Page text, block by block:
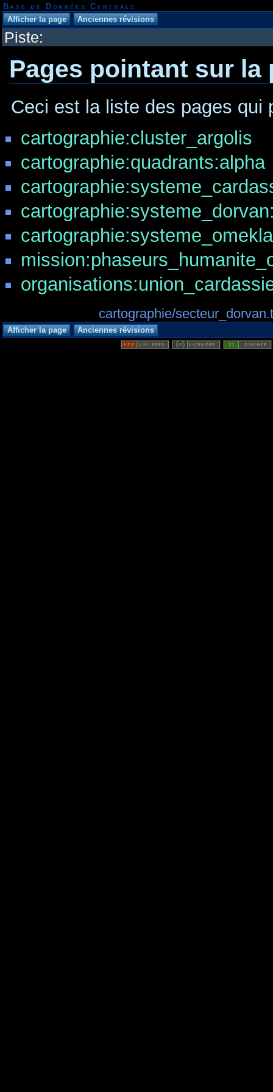
Base de Données Centrale
Piste:
Pages pointant sur
Ceci est la liste des pages qui
cartographie:cluster_argolis
cartographie:quadrants:alpha
cartographie/